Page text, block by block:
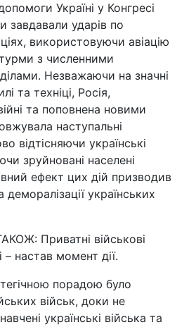
Україні у Конгресі
ударів по
використовуючи авіацію
з численними
Незважаючи на значні
та техніці, Росія,
та поповнена новими
наступальні
відтісняючи українські
зруйновані населені
ефект цих дій призводив
українських
Приватні військові
– настав момент дії.
порадою було
військ, доки не
українські війська та